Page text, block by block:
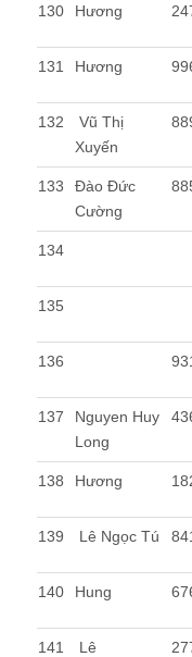
130 Hương
131 Hương
132
Vũ Thị
Xuyến
133
Đào Đức
Cường
134
135
136
137
Nguyen Huy
Long
138 Hương
139 Lê Ngọc Tú
140 Hung
141 Lê